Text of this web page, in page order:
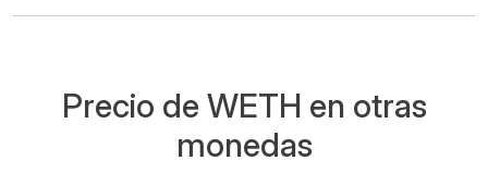
Precio de WETH en otras
monedas